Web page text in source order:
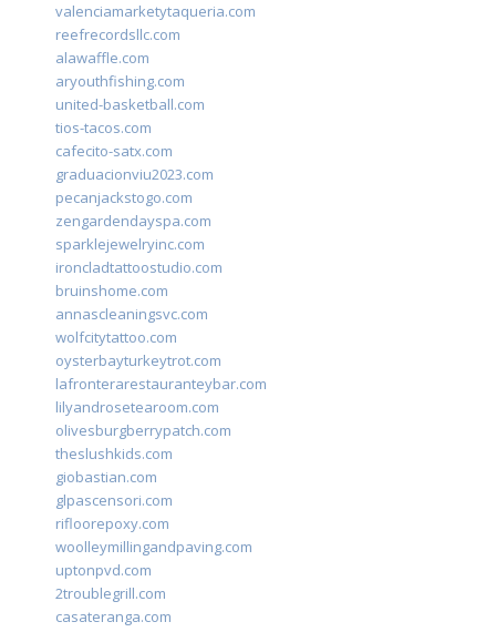
valenciamarketytaqueria.com
reefrecordsllc.com
alawaffle.com
aryouthfishing.com
united-basketball.com
tios-tacos.com
cafecito-satx.com
graduacionviu2023.com
pecanjackstogo.com
zengardendayspa.com
sparklejewelryinc.com
ironcladtattoostudio.com
bruinshome.com
annascleaningsvc.com
wolfcitytattoo.com
oysterbayturkeytrot.com
lafronterarestauranteybar.com
lilyandrosetearoom.com
olivesburgberrypatch.com
theslushkids.com
giobastian.com
glpascensori.com
rifloorepoxy.com
woolleymillingandpaving.com
uptonpvd.com
2troublegrill.com
casateranga.com